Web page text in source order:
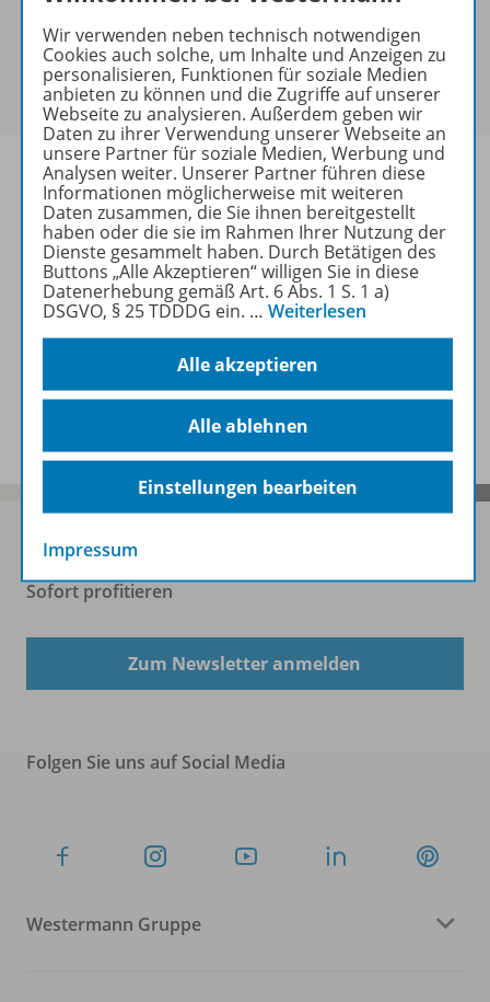
Sie haben ein passendesSpar-Paket?
Um den für Sie gültigen Preis zu sehen,melden Sie
sich bitte an.
Informationen
Weitere Inhalte der Ausgabe
Spar-Pakete
Sofort profitieren
Zum Newsletter anmelden
Folgen Sie uns auf Social Media
Westermann Gruppe
Wir verwenden neben technisch notwendigen
Cookies auch solche, um Inhalte und Anzeigen zu
personalisieren, Funktionen für soziale Medien
anbieten zu können und die Zugriffe auf unserer
Webseite zu analysieren. Außerdem geben wir
Daten zu ihrer Verwendung unserer Webseite an
unsere Partner für soziale Medien, Werbung und
Analysen weiter. Unserer Partner führen diese
Informationen möglicherweise mit weiteren
Daten zusammen, die Sie ihnen bereitgestellt
haben oder die sie im Rahmen Ihrer Nutzung der
Dienste gesammelt haben. Durch Betätigen des
Buttons „Alle Akzeptieren“ willigen Sie in diese
Datenerhebung gemäß Art. 6 Abs. 1 S. 1 a)
DSGVO, § 25 TDDDG ein. … Weiterlesen
Alle akzeptieren
Alle ablehnen
Einstellungen bearbeiten
Impressum